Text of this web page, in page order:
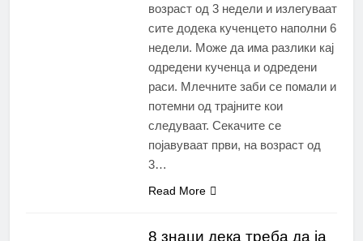
возраст од 3 недели и излегуваат
сите додека кученцето наполни 6
недели. Може да има разлики кај
одредени кученца и одредени
раси. Млечните заби се помали и
потемни од трајните кои
следуваат. Секачите се
појавуваат први, на возраст од
3…
Read More
8 знаци дека треба да ја